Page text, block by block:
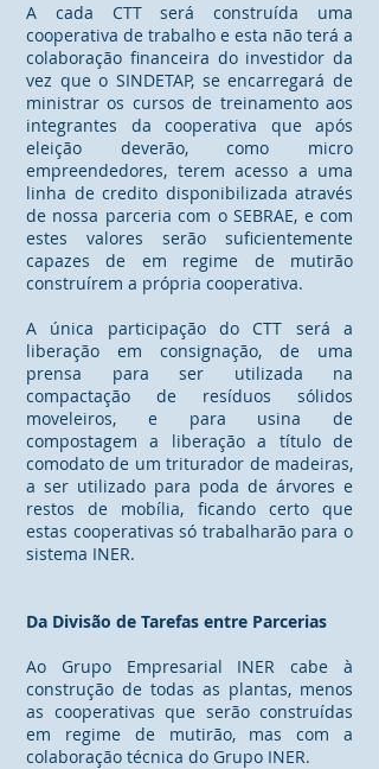
A cada CTT será construída uma
cooperativa de trabalho e esta não terá a
colaboração financeira do investidor da
vez que o SINDETAP, se encarregará de
ministrar os cursos de treinamento aos
integrantes da cooperativa que após
eleição deverão, como micro
empreendedores, terem acesso a uma
linha de credito disponibilizada através
de nossa parceria com o SEBRAE, e com
estes valores serão suficientemente
capazes de em regime de mutirão
construírem a própria cooperativa.
A única participação do CTT será a
liberação em consignação, de uma
prensa para ser utilizada na
compactação de resíduos sólidos
moveleiros, e para usina de
compostagem a liberação a título de
comodato de um triturador de madeiras,
a ser utilizado para poda de árvores e
restos de mobília, ficando certo que
estas cooperativas só trabalharão para o
sistema INER.
Da Divisão de Tarefas entre Parcerias
Ao Grupo Empresarial INER cabe à
construção de todas as plantas, menos
as cooperativas que serão construídas
em regime de mutirão, mas com a
colaboração técnica do Grupo INER.